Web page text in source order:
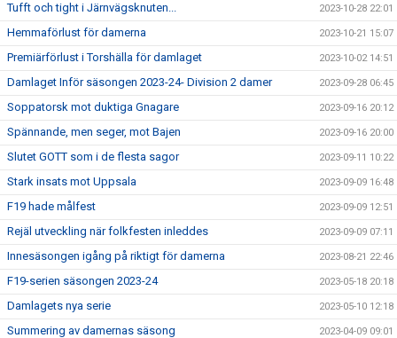
Tufft och tight i Järnvägsknuten... 2023-10-28 22:01
Hemmaförlust för damerna 2023-10-21 15:07
Premiärförlust i Torshälla för damlaget 2023-10-02 14:51
Damlaget Inför säsongen 2023-24- Division 2 damer 2023-09-28 06:45
Soppatorsk mot duktiga Gnagare 2023-09-16 20:12
Spännande, men seger, mot Bajen 2023-09-16 20:00
Slutet GOTT som i de flesta sagor 2023-09-11 10:22
Stark insats mot Uppsala 2023-09-09 16:48
F19 hade målfest 2023-09-09 12:51
Rejäl utveckling när folkfesten inleddes 2023-09-09 07:11
Innesäsongen igång på riktigt för damerna 2023-08-21 22:46
F19-serien säsongen 2023-24 2023-05-18 20:18
Damlagets nya serie 2023-05-10 12:18
Summering av damernas säsong 2023-04-09 09:01